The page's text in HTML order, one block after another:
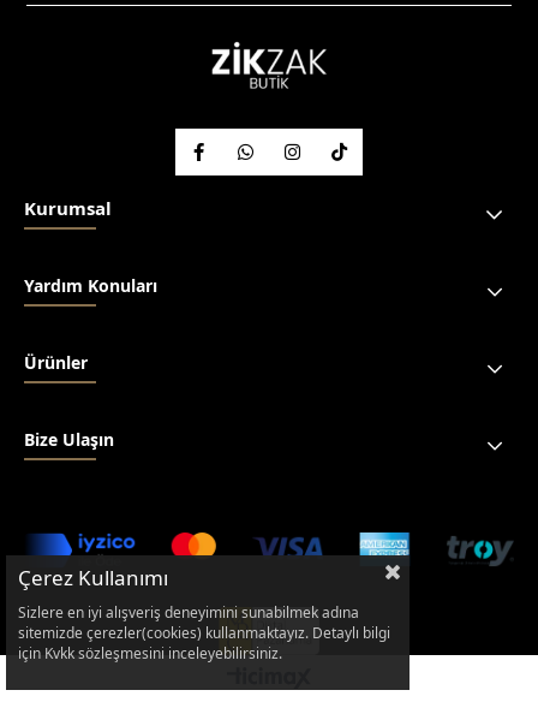
Kurumsal
Yardım Konuları
Ürünler
Bize Ulaşın
Çerez Kullanımı
Sizlere en iyi alışveriş deneyimini sunabilmek adına
sitemizde çerezler(cookies) kullanmaktayız. Detaylı bilgi
için Kvkk sözleşmesini inceleyebilirsiniz.